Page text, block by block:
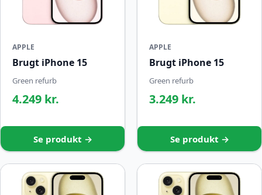
APPLE
Brugt iPhone 15
Green refurb
4.249 kr.
Se produkt →
APPLE
Brugt iPhone 15
Green refurb
3.249 kr.
Se produkt →